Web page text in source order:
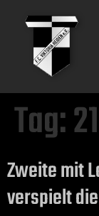
Tag:
Zweite mit
verspielt